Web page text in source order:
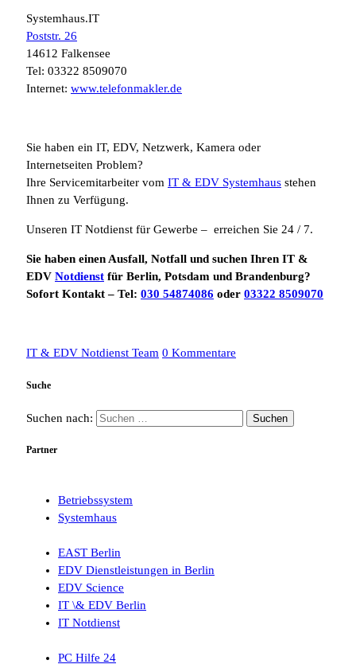
Systemhaus.IT
Poststr. 26
14612 Falkensee
Tel: 03322 8509070
Internet: www.telefonmakler.de
Sie haben ein IT, EDV, Netzwerk, Kamera oder
Internetseiten Problem?
Ihre Servicemitarbeiter vom IT & EDV Systemhaus stehen
Ihnen zu Verfügung.
Unseren IT Notdienst für Gewerbe – erreichen Sie 24 / 7.
Sie haben einen Ausfall, Notfall und suchen Ihren IT &
EDV Notdienst für Berlin, Potsdam und Brandenburg?
Sofort Kontakt – Tel: 030 54874086 oder 03322 8509070
IT & EDV Notdienst Team 0 Kommentare
Suche
Suchen nach:
Partner
Betriebssystem
Systemhaus
EAST Berlin
EDV Dienstleistungen in Berlin
EDV Science
IT \& EDV Berlin
IT Notdienst
PC Hilfe 24